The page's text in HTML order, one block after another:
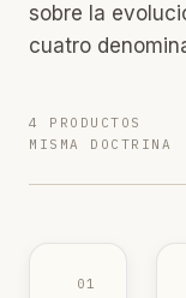
sobre la
cuatro
4 PRODUCTOS
MISMA DOCTRINA
01